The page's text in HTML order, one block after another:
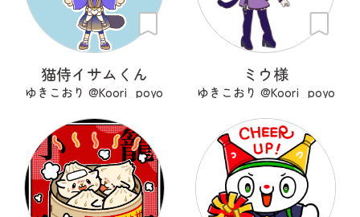
猫侍イサムくん
ゆきこおり @Koori_poyo
ミウ様
ゆきこおり @Koori_poyo